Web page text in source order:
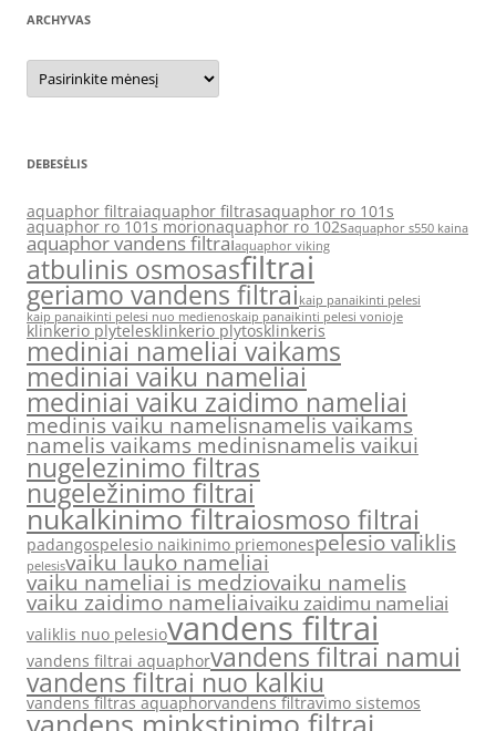
ARCHYVAS
Archyvas
DEBESĖLIS
aquaphor filtraiaquaphor filtrasaquaphor ro 101s
aquaphor ro 101s morionaquaphor ro 102saquaphor s550 kaina
aquaphor vandens filtraiaquaphor viking
atbulinis osmosasfiltrai
geriamo vandens filtraikaip panaikinti pelesi
kaip panaikinti pelesi nuo medienoskaip panaikinti pelesi vonioje
klinkerio plytelesklinkerio plytosklinkeris
mediniai nameliai vaikams
mediniai vaiku nameliai
mediniai vaiku zaidimo nameliai
medinis vaiku namelisnamelis vaikams
namelis vaikams medinisnamelis vaikui
nugelezinimo filtras
nugeležinimo filtrai
nukalkinimo filtraiosmoso filtrai
padangospelesio naikinimo priemonespelesio valiklis
pelesisvaiku lauko nameliai
vaiku nameliai is medziovaiku namelis
vaiku zaidimo nameliaivaiku zaidimu nameliai
valiklis nuo pelesiovandens filtrai
vandens filtrai aquaphorvandens filtrai namui
vandens filtrai nuo kalkiu
vandens filtras aquaphorvandens filtravimo sistemos